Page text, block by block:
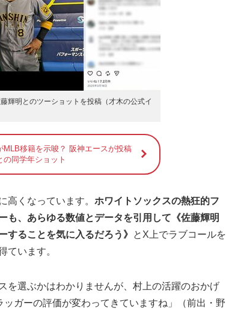
輝明とのツーショットを投稿（才木の公式イ
MLB移籍を示唆？ 阪神エースが投稿
の同学年ショット
高くなっています。 ホワイトソックスの熱狂的フ
も、あらゆる数値とデータを引用して《佐藤輝明
することを気に入るだろう》 とX上でラブコールを
ています。
を選ぶかはわかりませんが、村上の活躍のおかげ
ッガーの評価が変わってきていますね」（前出・野